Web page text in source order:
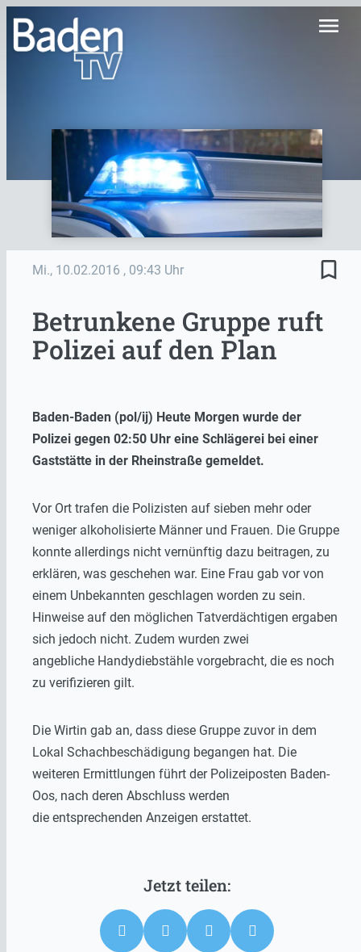
menu
Mi., 10.02.2016 , 09:43 Uhr bookmark_border
Betrunkene Gruppe ruft
Polizei auf den Plan
Baden-Baden (pol/ij) Heute Morgen wurde der
Polizei gegen 02:50 Uhr eine Schlägerei bei einer
Gaststätte in der Rheinstraße gemeldet.
Vor Ort trafen die Polizisten auf sieben mehr oder
weniger alkoholisierte Männer und Frauen. Die Gruppe
konnte allerdings nicht vernünftig dazu beitragen, zu
erklären, was geschehen war. Eine Frau gab vor von
einem Unbekannten geschlagen worden zu sein.
Hinweise auf den möglichen Tatverdächtigen ergaben
sich jedoch nicht. Zudem wurden zwei
angebliche Handydiebstähle vorgebracht, die es noch
zu verifizieren gilt.
Die Wirtin gab an, dass diese Gruppe zuvor in dem
Lokal Schachbeschädigung begangen hat. Die
weiteren Ermittlungen führt der Polizeiposten Baden-
Oos, nach deren Abschluss werden
die entsprechenden Anzeigen erstattet.